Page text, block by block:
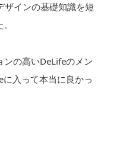
ザインの基礎知識を短
ンの高いDeLifeのメン
入って本当に良かっ